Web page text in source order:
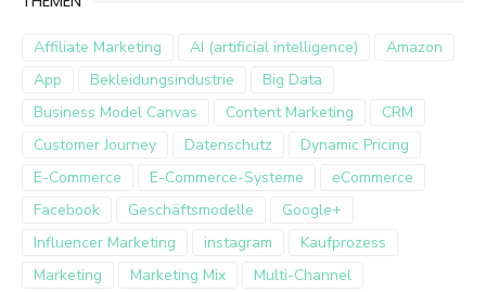
Affiliate Marketing AI (artificial intelligence)
Amazon
App
Bekleidungsindustrie
Big Data
Business Model Canvas
Content Marketing
CRM
Customer Journey
Datenschutz
Dynamic Pricing
E-Commerce
E-Commerce-Systeme
eCommerce
Facebook
Geschäftsmodelle
Google+
Influencer Marketing
instagram
Kaufprozess
Marketing
Marketing Mix
Multi-Channel